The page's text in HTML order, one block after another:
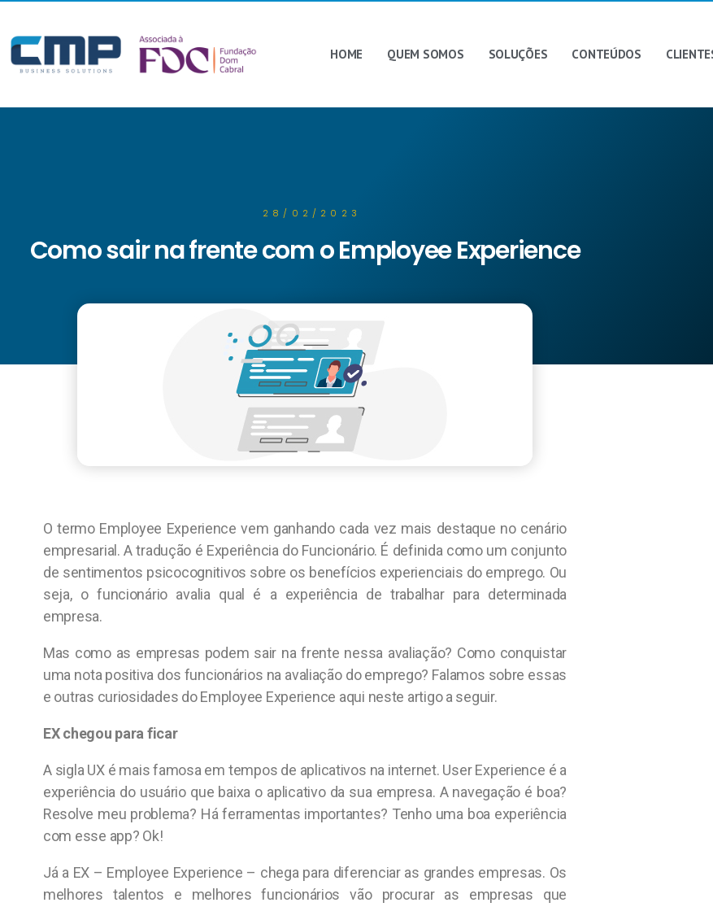
HOME QUEM SOMOS SOLUÇÕES CONTEÚDOS
28/02/2023
Como sair na frente com o Employee Experience
O termo Employee Experience vem ganhando cada vez mais destaque no cenário
empresarial. A tradução é Experiência do Funcionário. É definida como um conjunto
de sentimentos psicocognitivos sobre os benefícios experienciais do emprego. Ou
seja, o funcionário avalia qual é a experiência de trabalhar para determinada
empresa.
Mas como as empresas podem sair na frente nessa avaliação? Como conquistar
uma nota positiva dos funcionários na avaliação do emprego? Falamos sobre essas
e outras curiosidades do Employee Experience aqui neste artigo a seguir.
EX chegou para ficar
A sigla UX é mais famosa em tempos de aplicativos na internet. User Experience é a
experiência do usuário que baixa o aplicativo da sua empresa. A navegação é boa?
Resolve meu problema? Há ferramentas importantes? Tenho uma boa experiência
com esse app? Ok!
Já a EX – Employee Experience – chega para diferenciar as grandes empresas. Os
melhores talentos e melhores funcionários vão procurar as empresas que